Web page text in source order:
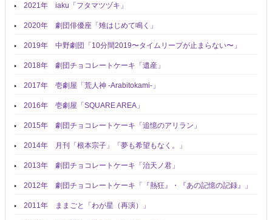
2021年 iaku「フタマツヅキ」
2020年 劇団俳優座「雉はじめて鳴く」
2019年 中野劇団「10分間2019〜タイムリープが止まらない〜」
2018年 劇団チョコレートケーキ「遺産」
2017年 壱劇屋「荒人神 -Arabitokami-」
2016年 壱劇屋「SQUARE AREA」
2015年 劇団チョコレートケーキ「追憶のアリラン」
2014年 月刊「根本宗子」「夢も希望もなく。」
2013年 劇団チョコレートケーキ「治天ノ君」
2012年 劇団チョコレートケーキ「『熱狂』・『あの記憶の記録』」
2011年 ままごと「わが星（再演）」